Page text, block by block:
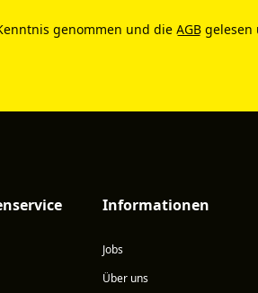
genommen und die AGB gelesen
Informationen
Jobs
Über uns